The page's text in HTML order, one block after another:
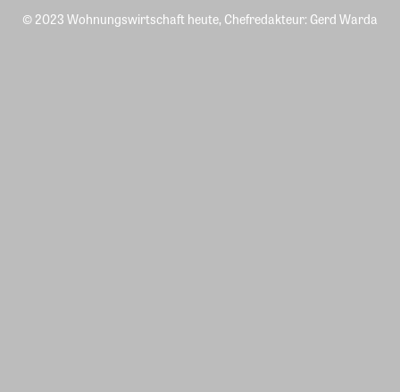
© 2023 Wohnungswirtschaft heute, Chefredakteur: Gerd Warda